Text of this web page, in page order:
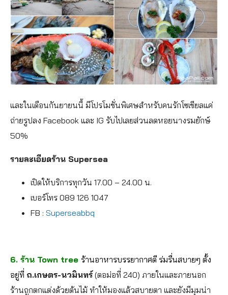
และในเดือนกันยายนนี้ มีโปรโมชั่นพิเศษสำหรับคนรักโซเชียลแค่
ถ่ายรูปลง Facebook และ IG รับไปเลยส่วนลดหอยนางรมยักษ์
50%
รายละเอียดร้าน Supersea
เปิดให้บริการทุกวัน 17.00 – 24.00 น.
เบอร์โทร 089 126 1047
FB : Superseabbq
6. ร้าน Town tree ร้านอาหารบรรยากาศดี ร่มรื่นสบายๆ ตั้ง
อยู่ที่ ถ.เกษตร-นวมินทร์(ตอม่อที่ 240) ภายในและภายนอก
ร้านถูกตกแต่งด้วยต้นไม้ ทำให้มองแล้วสบายตา และยังมีมุมน่า